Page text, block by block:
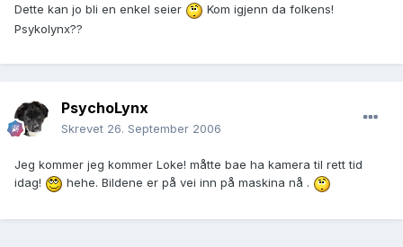
Dette kan jo bli en enkel seier
Kom igjenn da folkens!
Psykolynx??
PsychoLynx
Skrevet 26. September 2006
Jeg kommer jeg kommer Loke! måtte bae ha kamera til rett tid
idag!
hehe. Bildene er på vei inn på maskina nå .